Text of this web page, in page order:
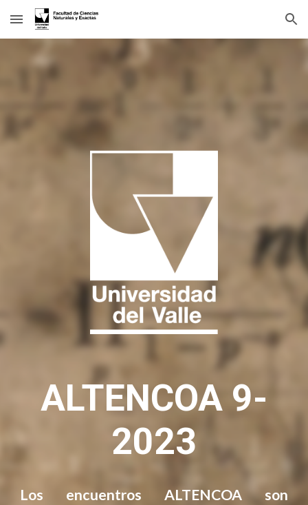
Skip to main content Skip to navigation
ALTENCOA 9-
2023
Los encuentros ALTENCOA son